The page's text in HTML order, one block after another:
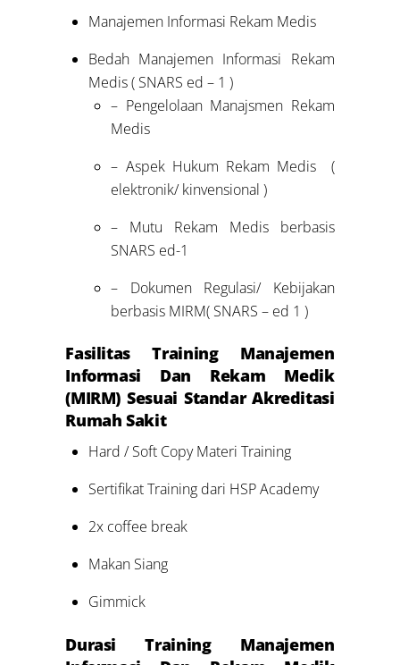
Manajemen Informasi Rekam Medis
Bedah Manajemen Informasi Rekam
Medis ( SNARS ed – 1 )
– Pengelolaan Manajsmen Rekam
Medis
– Aspek Hukum Rekam Medis (
elektronik/ kinvensional )
– Mutu Rekam Medis berbasis
SNARS ed-1
– Dokumen Regulasi/ Kebijakan
berbasis MIRM( SNARS – ed 1 )
Fasilitas
Training Manajemen
Informasi Dan Rekam Medik
(MIRM) Sesuai Standar Akreditasi
Rumah Sakit
Hard / Soft Copy Materi Training
Sertifikat Training dari HSP Academy
2x coffee break
Makan Siang
Gimmick
Durasi Training Manajemen